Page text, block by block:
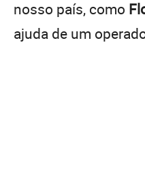
nosso país, como
ajuda de um